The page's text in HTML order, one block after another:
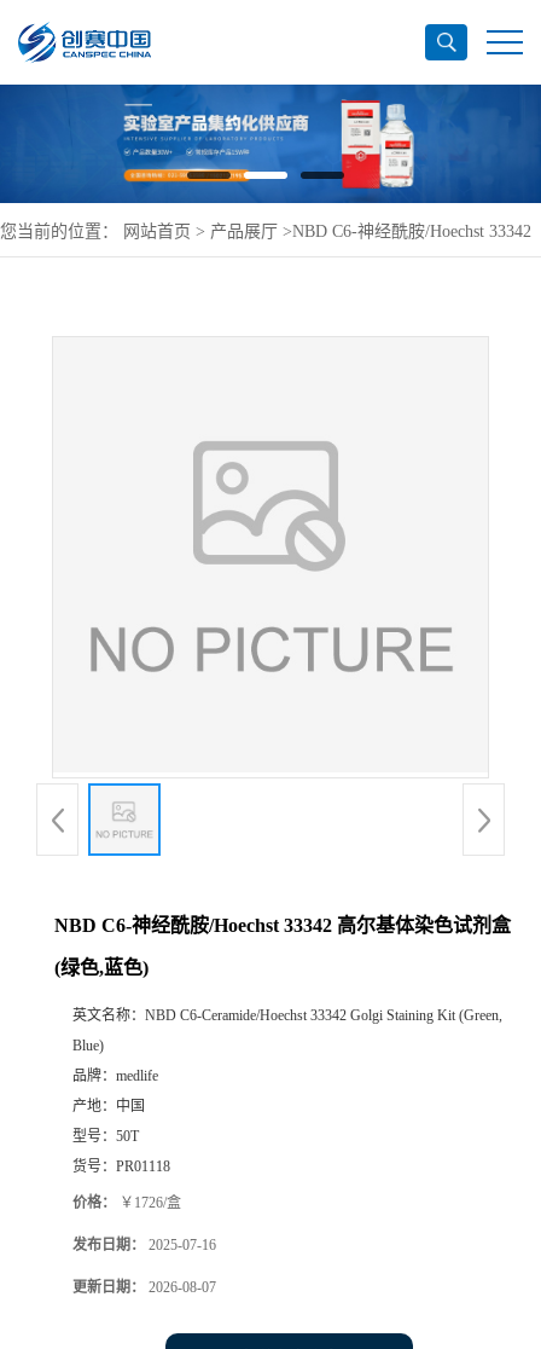
您当前的位置： 网站首页 > 产品展厅 >NBD C6-神经酰胺/Hoechst 33342
NBD C6-神经酰胺/Hoechst 33342 高尔基体染色试剂盒
(绿色,蓝色)
英文名称： NBD C6-Ceramide/Hoechst 33342 Golgi Staining Kit (Green,
Blue)
品牌： medlife
产地： 中国
型号： 50T
货号： PR01118
价格： ￥1726/盒
发布日期： 2025-07-16
更新日期： 2026-08-07